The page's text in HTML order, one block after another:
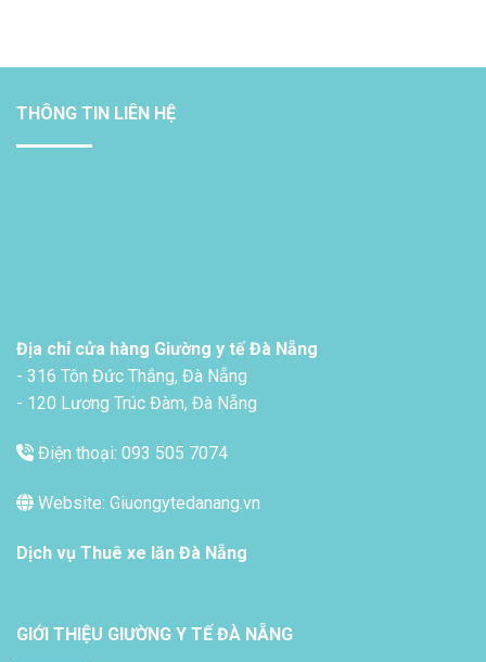
THÔNG TIN LIÊN HỆ
Địa chỉ cửa hàng Giường y tế Đà Nẵng
- 316 Tôn Đức Thắng, Đà Nẵng
- 120 Lương Trúc Đàm, Đà Nẵng
Điện thoại: 093 505 7074
Website: Giuongytedanang.vn
Dịch vụ Thuê xe lăn Đà Nẵng
GIỚI THIỆU GIƯỜNG Y TẾ ĐÀ NẴNG